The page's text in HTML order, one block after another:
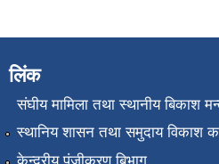
लिंक
संघीय मामिला तथा स्थानीय बिकाश
स्थानिय शासन तथा समुदाय विकाश
केन्द्रीय पंजीकरण बिभाग